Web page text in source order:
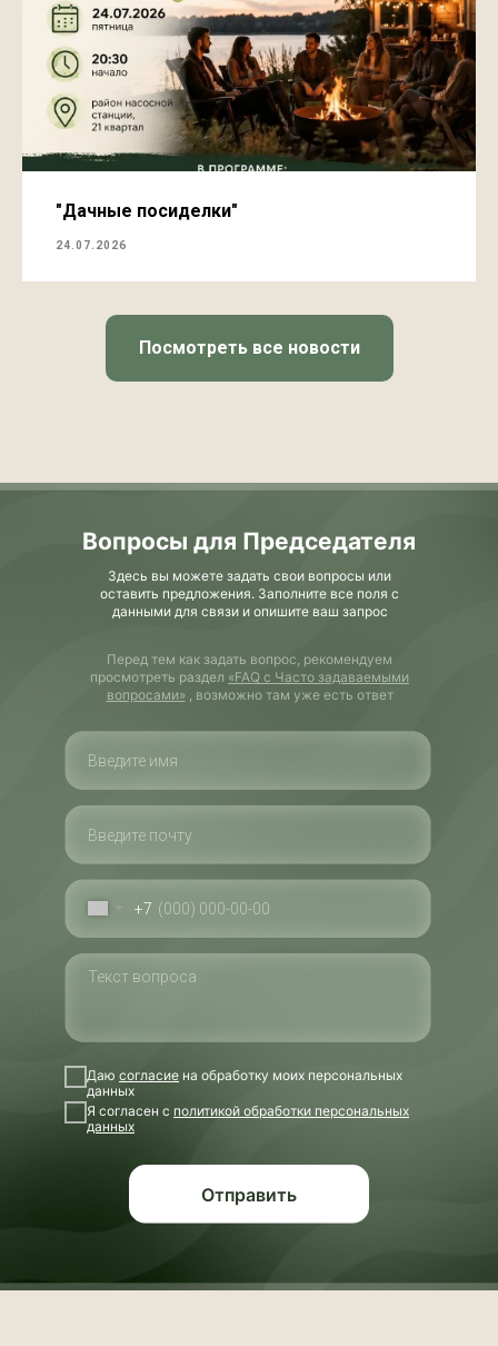
"Дачные посиделки"
24.07.2026
Посмотреть все новости
Перед тем как задать вопрос, рекомендуем
просмотреть раздел «FAQ с Часто задаваемыми
вопросами», возможно там уже есть ответ
Здесь вы можете задать свои вопросы или
оставить предложения. Заполните все поля с
данными для связи и опишите ваш запрос
Вопросы для Председателя
Я согласен с политикой обработки персональных
данных
Даю согласие на обработку моих персональных
данных
+7
Отправить